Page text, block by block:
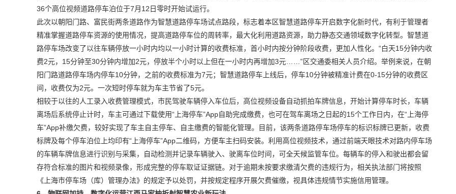
36个高位视频道路停车泊位于7月12日零时开始试运行。
此次以朝阳门路、富民街两条道路作为智慧道路停车场试点路段，标志着本区智慧道路停车开启数字化新时代，有利于管理者
精准掌握道路停车资源的使用情况，提高道路停车位的周转率，最大化利用道路资源，助力静态交通领域数字化转型。智慧道
路停车场改变了以往车辆停放一小时内均以一小时计算的收费标准，首小时内按分钟阶段收费，更加人性化。“白天15分钟内收
费2元，15分钟至30分钟内增加2元，停放半个小时以上但在一小时内再增加3元……”区交通委相关人员介绍。举例来说，在朝
阳门路道路停车场内停车10分钟，之前的收费标准为7元；智慧道路停车上线后，停车10分钟被精准计费在0-15分钟的收费区
间，收费仅为2元。一次短时停车就为车主节省了5元。
相较于以往的人工录入收费管理模式，市民驾驶车辆停入车位后，高位视频设备自动抓拍车牌信息，开始计算停车时长，车辆
离场后系统停止计时，车主可通过下载使用“上海停车”App自助完成缴费，也可在驾车离场之日起的15个工作日内，在“上海停
车”App补缴欠费，较好实现了车主自主停车、自主缴费的智能化管理。目前，该两条道路停车场停车的标识标牌已更新，收费
标牌及每个停车泊位上均印有“上海停车”App二维码，方便车主扫码安装。利用高位视频技术，通过前端天眼技术对路内停车场
的车辆车牌信息进行识别与采集，自动检测并记录车辆驶入、驶离车位时间，可全天候监管车位。每辆车的停入和驶出都会留
存符合标准的图片和视频录像，形成完整的停车取证证据链。对于逾期未按要求缴清欠费的违规行为，相关执法部门将按照
《上海市停车场（库）管理办法》的规定予以处罚，并按规定程序开展欠费催缴，视具体违规情节实施信用管理。